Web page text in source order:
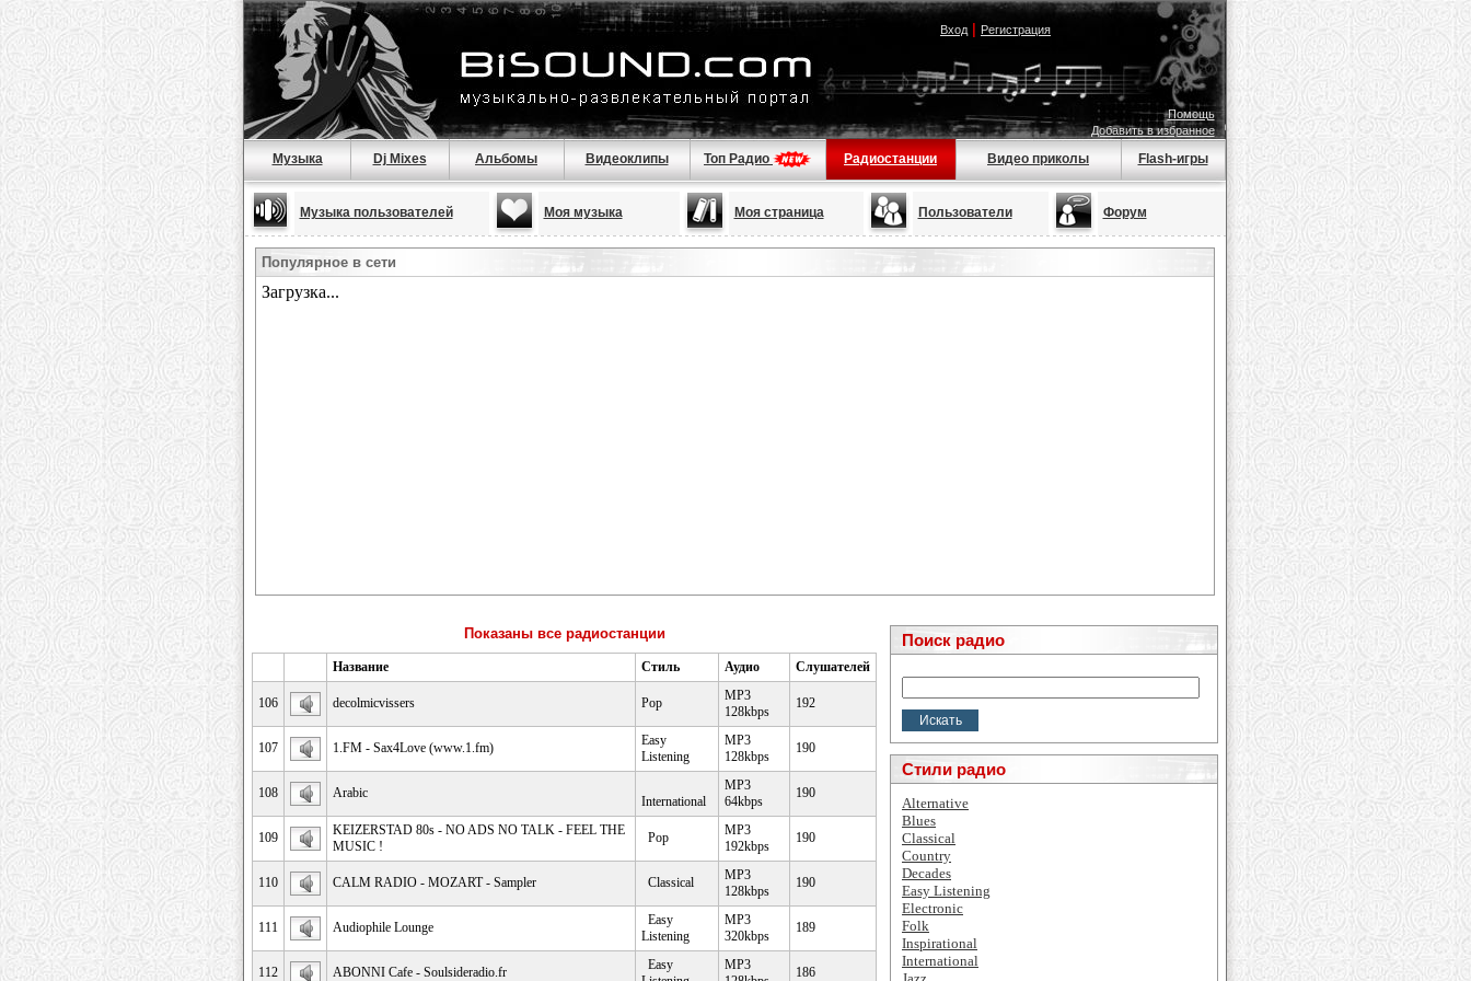
Вход| Регистрация
Помощь
Добавить в избранное
Музыка Dj Mixes Альбомы Видеоклипы Топ Радио Радиостанции Видео приколы Flash-игры
Музыка пользователей Моя музыка Моя страница Пользователи Форум
Популярное в сети
Показаны все радиостанции
Название Стиль Аудио Слушателей
106 decolmicvissers Pop
MP3
128kbps
192
107 1.FM - Sax4Love (www.1.fm)
Easy
Listening
MP3
128kbps
190
108 Arabic
International
MP3
64kbps
190
109
KEIZERSTAD 80s - NO ADS NO TALK - FEEL THE
MUSIC !
Pop
MP3
192kbps
190
110 CALM RADIO - MOZART - Sampler Classical
MP3
128kbps
190
111 Audiophile Lounge
Easy
Listening
MP3
320kbps
189
112 ABONNI Cafe - Soulsideradio.fr
Easy
MP3
186
Поиск радио
Стили радио
Alternative
Blues
Classical
Country
Decades
Easy Listening
Electronic
Folk
Inspirational
International